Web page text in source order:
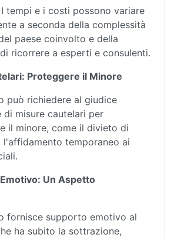
I tempi e i costi possono variare
a seconda della complessità
paese coinvolto e della
ricorrere a esperti e consulenti.
Proteggere il Minore
può richiedere al giudice
di misure cautelari per
il minore, come il divieto di
l'affidamento temporaneo ai
Un Aspetto
fornisce supporto emotivo al
ha subito la sottrazione,